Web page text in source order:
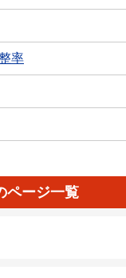
率
ページ一覧